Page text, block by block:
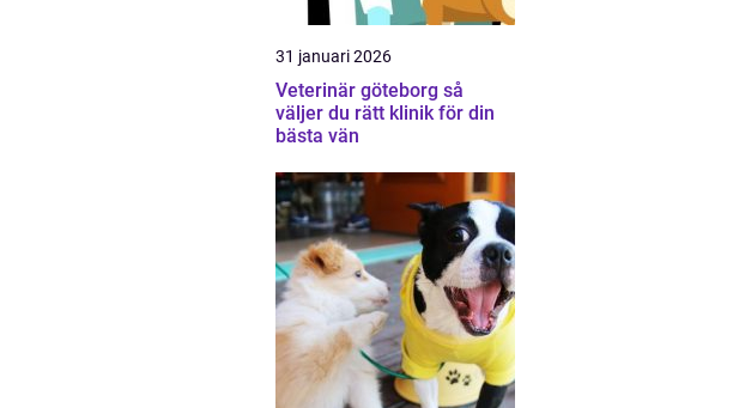
31 januari 2026
Veterinär göteborg så
väljer du rätt klinik för din
bästa vän